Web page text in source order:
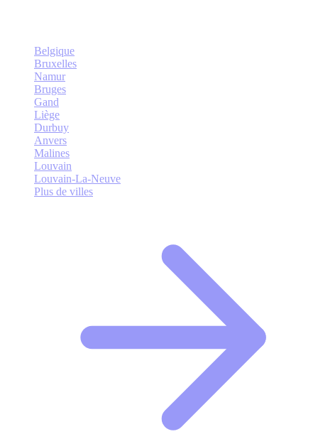
Belgique
Bruxelles
Namur
Bruges
Gand
Liège
Durbuy
Anvers
Malines
Louvain
Louvain-La-Neuve
Plus de villes